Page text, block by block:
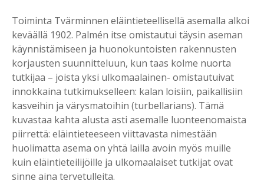
Toiminta Tvärminnen eläintieteellisellä asemalla alkoi
keväällä 1902. Palmén itse omistautui täysin aseman
käynnistämiseen ja huonokuntoisten rakennusten
korjausten suunnitteluun, kun taas kolme nuorta
tutkijaa – joista yksi ulkomaalainen- omistautuivat
innokkaina tutkimukselleen: kalan loisiin, paikallisiin
kasveihin ja värysmatoihin (turbellarians). Tämä
kuvastaa kahta alusta asti asemalle luonteenomaista
piirrettä: eläintieteeseen viittavasta nimestään
huolimatta asema on yhtä lailla avoin myös muille
kuin eläintieteilijöille ja ulkomaalaiset tutkijat ovat
sinne aina tervetulleita.